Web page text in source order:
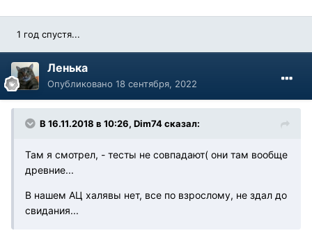
1 год спустя...
Ленька
Опубликовано 18 сентября, 2022
В 16.11.2018 в 10:26, Dim74 сказал:
Там я смотрел, - тесты не совпадают( они там вообще
древние...
В нашем АЦ халявы нет, все по взрослому, не здал до
свидания...